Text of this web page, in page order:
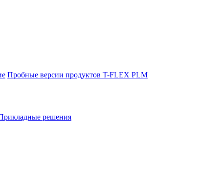
Пробные версии продуктов T-FLEX PLM
решения